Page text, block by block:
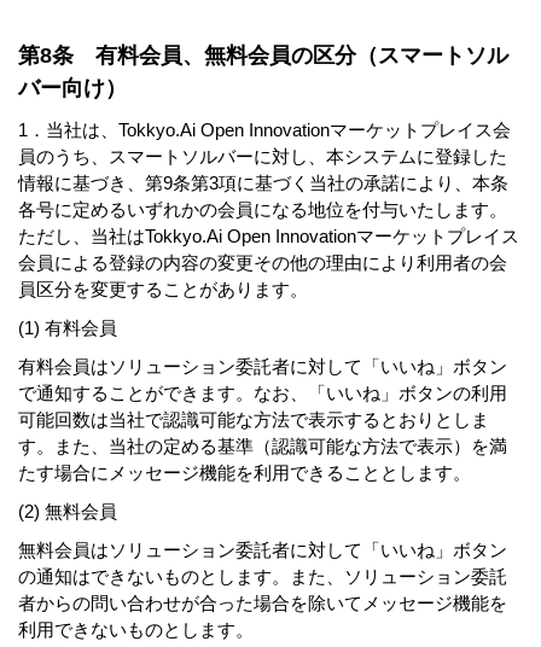
第8条 有料会員、無料会員の区分（スマートソル
バー向け）
1．当社は、Tokkyo.Ai Open Innovationマーケットプレイス会
員のうち、スマートソルバーに対し、本システムに登録した
情報に基づき、第9条第3項に基づく当社の承諾により、本条
各号に定めるいずれかの会員になる地位を付与いたします。
ただし、当社はTokkyo.Ai Open Innovationマーケットプレイス
会員による登録の内容の変更その他の理由により利用者の会
員区分を変更することがあります。
(1) 有料会員
有料会員はソリューション委託者に対して「いいね」ボタン
で通知することができます。なお、「いいね」ボタンの利用
可能回数は当社で認識可能な方法で表示するとおりとしま
す。また、当社の定める基準（認識可能な方法で表示）を満
たす場合にメッセージ機能を利用できることとします。
(2) 無料会員
無料会員はソリューション委託者に対して「いいね」ボタン
の通知はできないものとします。また、ソリューション委託
者からの問い合わせが合った場合を除いてメッセージ機能を
利用できないものとします。